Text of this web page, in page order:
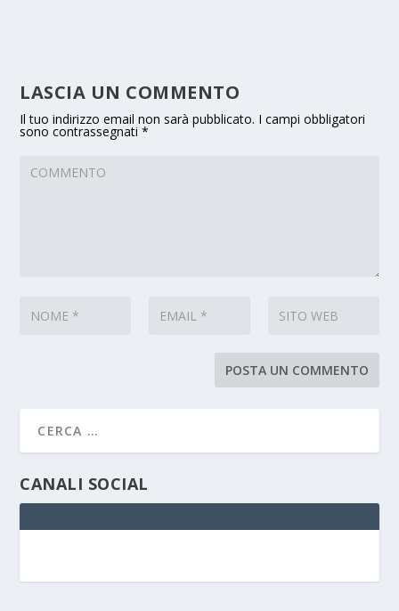
LASCIA UN COMMENTO
Il tuo indirizzo email non sarà pubblicato. I campi obbligatori
sono contrassegnati*
CANALI SOCIAL